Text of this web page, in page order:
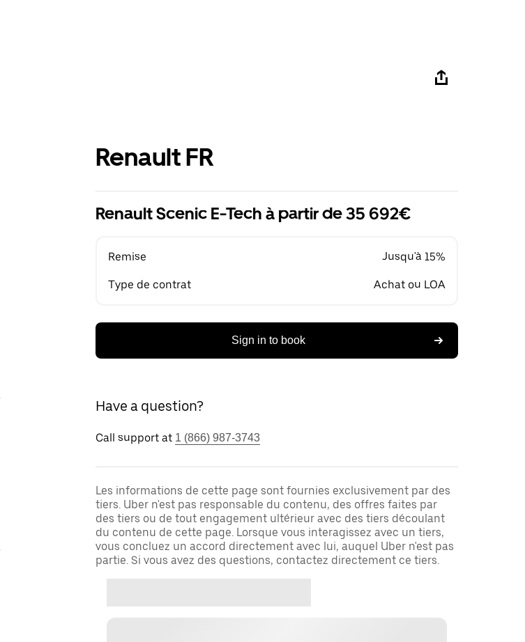
Renault FR
Renault Scenic E-Tech à partir de 35 692€
Remise Jusqu'à 15%
Type de contrat Achat ou LOA
Sign in to book
Have a question?
Call support at 1 (866) 987-3743
Les informations de cette page sont fournies exclusivement par des
tiers. Uber n'est pas responsable du contenu, des offres faites par
des tiers ou de tout engagement ultérieur avec des tiers découlant
du contenu de cette page. Lorsque vous interagissez avec un tiers,
vous concluez un accord directement avec lui, auquel Uber n'est pas
partie. Si vous avez des questions, contactez directement ce tiers.